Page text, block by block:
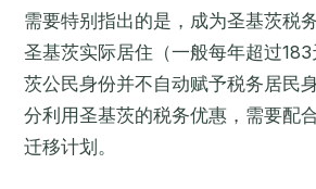
需要特别指出的是，成为圣基茨税
圣基茨实际居住（一般每年超过
茨公民身份并不自动赋予税务居民
分利用圣基茨的税务优惠，需要配
迁移计划。